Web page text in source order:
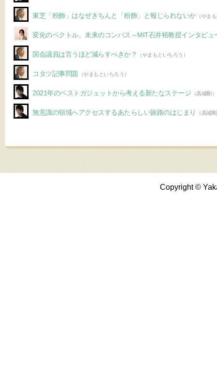
東芝「粉飾」はなぜきちんと「粉飾」と報じられないか （やま
変化のベクトル、未来のコンパス～MIT石井裕教授インタビ
国会議員は言うほど減らすべきか？ （やまもといちろう）
コタツ記事問題 （やまもといちろう）
2021年のベストガジェットから考える新たなステージ （高城剛）
無意識の領域へアクセスするあたらしい旅路のはじまり （高城
Copyright ©